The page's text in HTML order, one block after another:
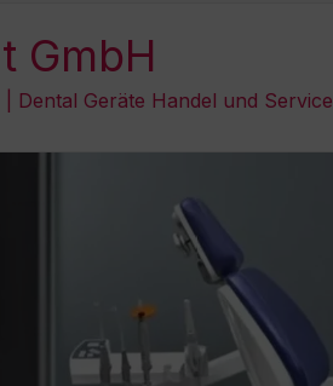
GmbH
Dental Geräte Handel und Service